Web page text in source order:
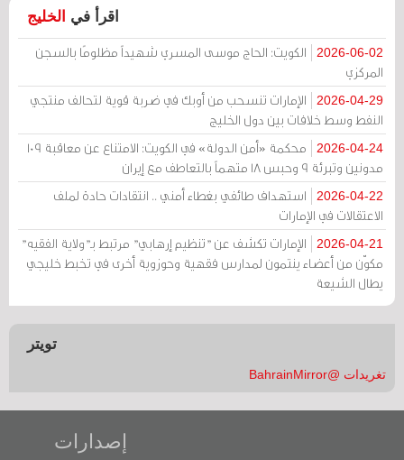
اقرأ في الخليج
2026-06-02
الكويت: الحاج موسى المسري شهيداً مظلومًا بالسجن
المركزي
2026-04-29
الإمارات تنسحب من أوبك في ضربة قوية لتحالف منتجي
النفط وسط خلافات بين دول الخليج
2026-04-24
محكمة «أمن الدولة» في الكويت: الامتناع عن معاقبة 109
مدونين وتبرئة 9 وحبس 18 متهماً بالتعاطف مع إيران
2026-04-22
استهداف طائفي بغطاء أمني .. انتقادات حادة لملف
الاعتقالات في الإمارات
2026-04-21
الإمارات تكشف عن "تنظيم إرهابي" مرتبط بـ"ولاية الفقيه"
مكوّن من أعضاء ينتمون لمدارس فقهية وحوزوية أخرى في تخبط خليجي
يطال الشيعة
تويتر
تغريدات @BahrainMirror
إصدارات